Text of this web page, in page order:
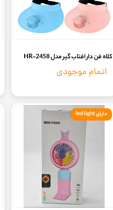
کلاه فن دار افتاب گیر مدل HR-2458
اتمام موجودی
دارای led light